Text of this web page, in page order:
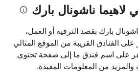
لاهيما ناشونال بارك
بارك بقصد الترفيه أو العمل،
الفنادق القريبة من الموقع المثالي
على اسم فندق ما إلى صفحة تحتوي
والمزيد من المعلومات المفيدة.